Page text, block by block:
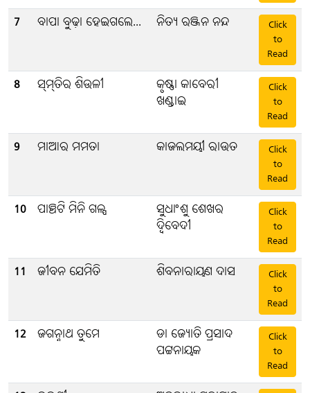
7 ବାପା ବୁଢ଼ା ହେଇଗଲେ... ନିତ୍ୟ ରଞ୍ଜନ ନନ୍ଦ
Click
to
Read
8 ସ୍ମ୍ତିର ଶିଉଳୀ
କୃଷ୍ଣା କାବେରୀ
ଖଣ୍ଡାଇ
Click
to
Read
9 ମାଆର ମମତା କାଜଲମୟୀ ରାଉତ
Click
to
Read
10 ପାଞ୍ଚଟି ମିନି ଗଳ୍ପ
ସୁଧାଂଶୁ ଶେଖର
ଦ୍ବିବେଦୀ
Click
to
Read
11 ଜୀବନ ଯେମିତି ଶିବନାରାୟଣ ଦାସ
Click
to
Read
12 ଜଗନ୍ନାଥ ତୁମେ
ଡା ଜ୍ୟୋତି ପ୍ରସାଦ
ପଟ୍ଟନାୟକ
Click
to
Read